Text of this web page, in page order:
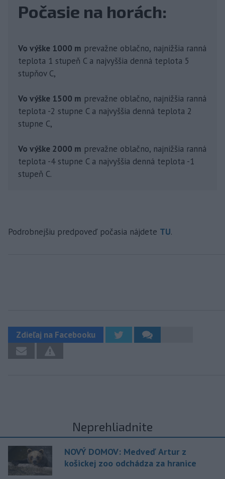
Počasie na horách:
Vo výške 1000 m prevažne oblačno, najnižšia ranná
teplota 1 stupeň C a najvyššia denná teplota 5
stupňov C,
Vo výške 1500 m prevažne oblačno, najnižšia ranná
teplota -2 stupne C a najvyššia denná teplota 2
stupne C,
Vo výške 2000 m prevažne oblačno, najnižšia ranná
teplota -4 stupne C a najvyššia denná teplota -1
stupeň C.
Podrobnejšiu predpoveď počasia nájdete TU.
Zdieľaj na Facebooku
Neprehliadnite
NOVÝ DOMOV: Medveď Artur z
košickej zoo odchádza za hranice